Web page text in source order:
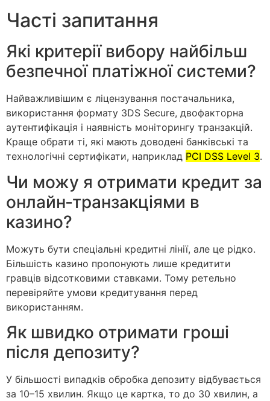
Часті запитання
Які критерії вибору найбільш
безпечної платіжної системи?
Найважливішим є ліцензування постачальника,
використання формату 3DS Secure, двофакторна
аутентифікація і наявність моніторингу транзакцій.
Краще обрати ті, які мають доводені банківські та
технологічні сертифікати, наприклад PCI DSS Level 3.
Чи можу я отримати кредит за
онлайн‑транзакціями в
казино?
Можуть бути спеціальні кредитні лінії, але це рідко.
Більшість казино пропонують лише кредитити
гравців відсотковими ставками. Тому ретельно
перевіряйте умови кредитування перед
використанням.
Як швидко отримати гроші
після депозиту?
У більшості випадків обробка депозиту відбувається
за 10–15 хвилин. Якщо це картка, то до 30 хвилин, а